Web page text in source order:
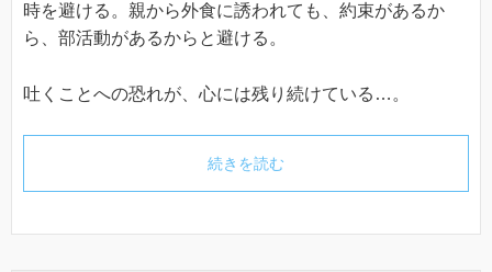
時を避ける。親から外食に誘われても、約束があるか
ら、部活動があるからと避ける。
吐くことへの恐れが、心には残り続けている…。
続きを読む